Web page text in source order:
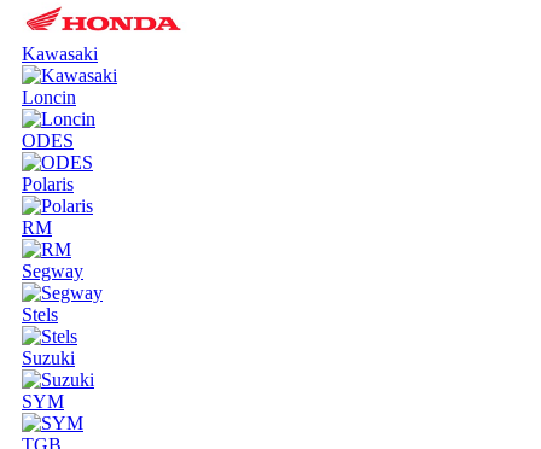
Kawasaki
Loncin
ODES
Polaris
RM
Segway
Stels
Suzuki
SYM